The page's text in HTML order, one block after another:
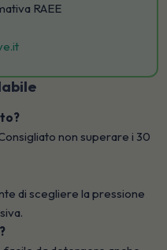
RAEE
non superare i 30
di scegliere la pressione